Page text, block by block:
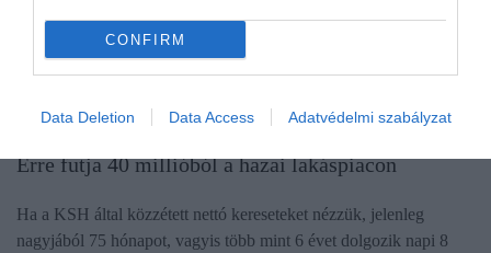
CONFIRM
Data Deletion Data Access Adatvédelmi szabályzat
Erre futja 40 millióból a hazai lakáspiacon
Ha a KSH által közzétett nettó kereseteket nézzük, jelenleg
nagyjából 75 hónapot, vagyis több mint 6 évet dolgozik napi 8